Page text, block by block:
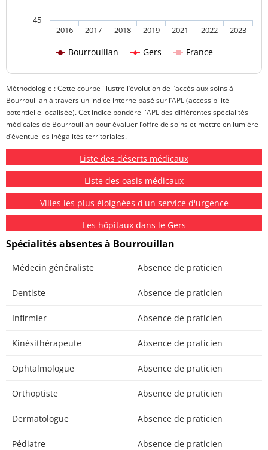
Bourrouillan Gers France
2016 2017 2018 2019 2021 2022 2023
45
Méthodologie : Cette courbe illustre l’évolution de l’accès aux soins à
Bourrouillan à travers un indice interne basé sur l’APL (accessibilité
potentielle localisée). Cet indice pondère l'APL des différentes spécialités
médicales de Bourrouillan pour évaluer l’offre de soins et mettre en lumière
d’éventuelles inégalités territoriales.
Liste des déserts médicaux
Liste des oasis médicaux
Villes les plus éloignées d'un service d'urgence
Les hôpitaux dans le Gers
Spécialités absentes à Bourrouillan
Médecin généraliste Absence de praticien
Dentiste Absence de praticien
Infirmier Absence de praticien
Kinésithérapeute Absence de praticien
Ophtalmologue Absence de praticien
Orthoptiste Absence de praticien
Dermatologue Absence de praticien
Pédiatre Absence de praticien